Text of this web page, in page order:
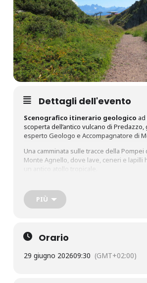
Dettagli dell'evento
Scenografico itinerario geologico
scoperta dell’antico vulcano di Predazzo,
esperto Geologo e Accompagnatore di
Una camminata sulle tracce della
Monte Agnello, dove lave, ceneri e lapilli
un antico atollo tropicale.
dislivello 350 metri circa.
Prenotazione obbligatoria
Cliccaquiper prenotare.
PIÙ
Orario
29 giugno 202609:30 (GMT+02:00)